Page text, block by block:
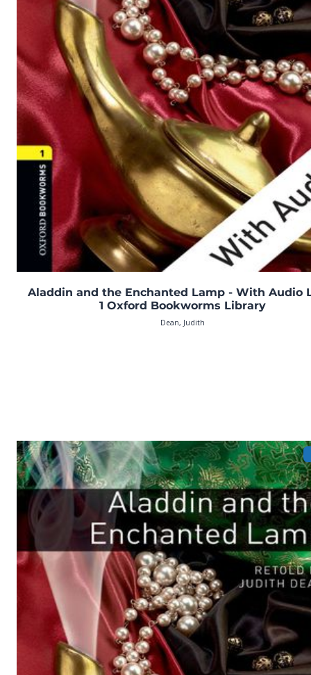
Aladdin and the Enchanted Lamp - With Audio
1 Oxford Bookworms Library
Dean, Judith